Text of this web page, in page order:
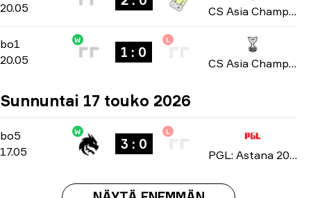
20.05
CS Asia Championships 2026
bo1 -bo1
20.05
W
1 : 0
L
CS Asia Championships 2026
Sunnuntai 17 touko 2026
bo5 -bo5
17.05
W
3 : 0
L
PGL: Astana 2026